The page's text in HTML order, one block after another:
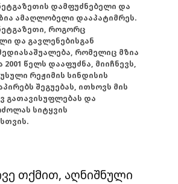
დამფუძნებელი და
ამაღლობელი დააპატიმრეს.
როგორც
და გავლენებისგან
რომელიც მზია
წელს დააფუძნა, მიიჩნევს,
რეჟიმის სინდისის
შეგუებას, ითხოვს მის
გათავისუფლებას და
სიტყვის
თქმით, აღნიშნული